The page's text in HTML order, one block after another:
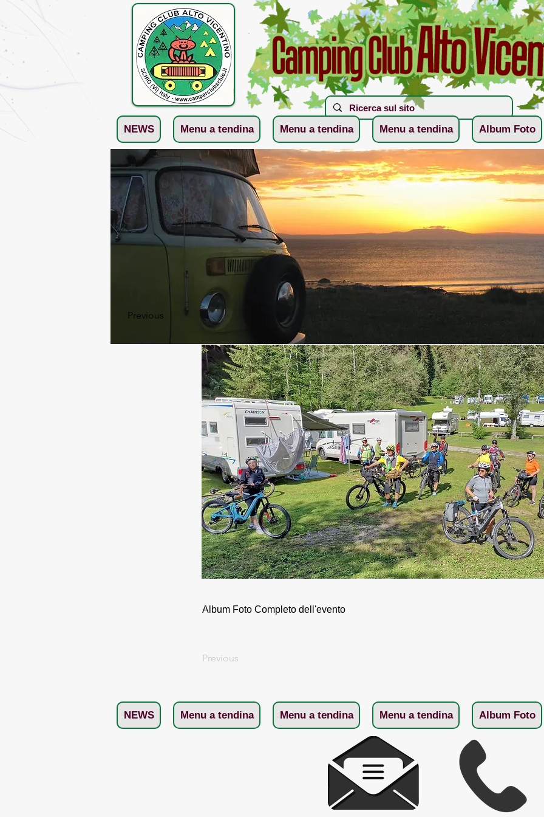
NEWS Menu a tendina Menu a tendina Menu a tendina Album Foto
< Back
2022-06 Giugno Val di
Foto Album
Una tra le più suggestive valli del Trentino.
Album Foto Completo dell'evento
Previous
Previous
NEWS Menu a tendina Menu a tendina Menu a tendina Album Foto